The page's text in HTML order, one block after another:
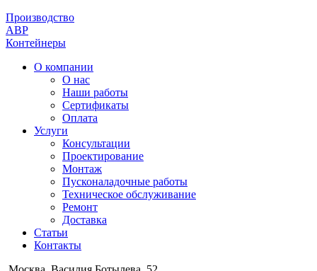
Производство
АВР
Контейнеры
О компании
О нас
Наши работы
Сертификаты
Оплата
Услуги
Консультации
Проектирование
Монтаж
Пусконаладочные работы
Техническое обслуживание
Ремонт
Доставка
Статьи
Контакты